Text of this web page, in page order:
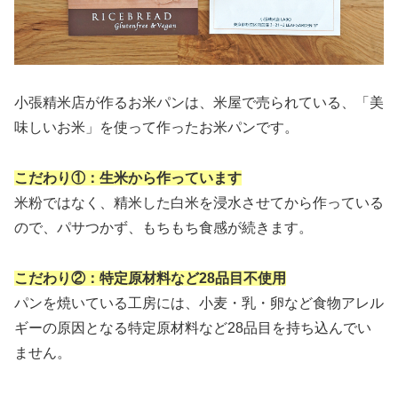
小張精米店が作るお米パンは、米屋で売られている、「美
味しいお米」を使って作ったお米パンです。
こだわり① ：生米から作っています
米粉ではなく、精米した白米を浸水させてから作っている
ので、パサつかず、もちもち食感が続きます。
こだわり②：特定原材料など28品目不使用
パンを焼いている工房には、小麦・乳・卵など食物アレル
ギーの原因となる特定原材料など28品目を持ち込んでい
ません。